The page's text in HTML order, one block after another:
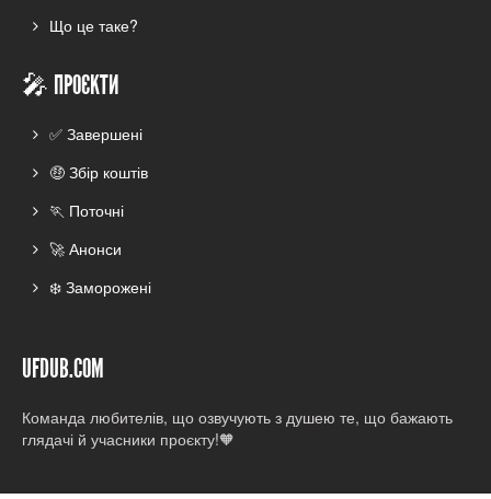
Що це таке?
🎤 ПРОЄКТИ
✅ Завершені
🤑 Збір коштів
🏃 Поточні
🚀 Анонси
❄️ Заморожені
UFDUB.COM
Команда любителів, що озвучують з душею те, що бажають
глядачі й учасники проєкту!🧡